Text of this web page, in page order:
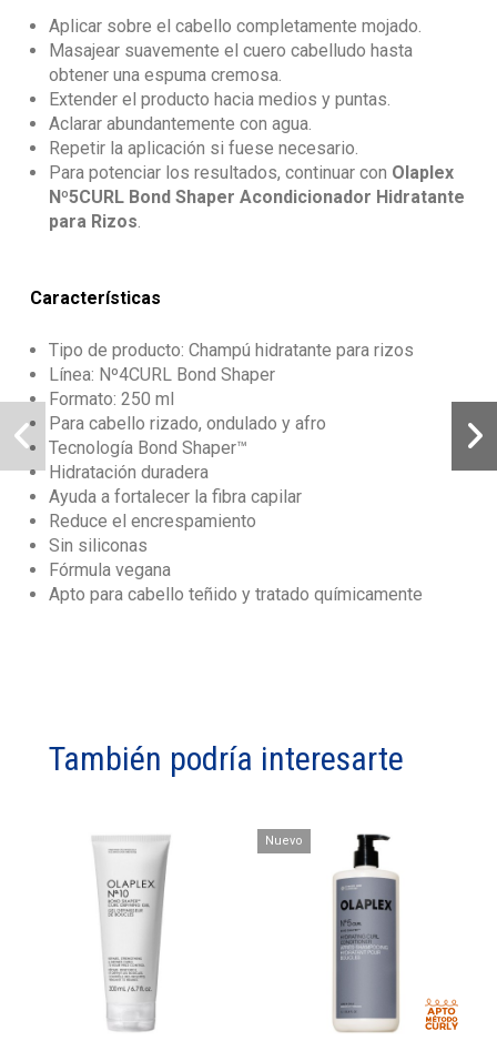
Aplicar sobre el cabello completamente mojado.
Masajear suavemente el cuero cabelludo hasta
obtener una espuma cremosa.
Extender el producto hacia medios y puntas.
Aclarar abundantemente con agua.
Repetir la aplicación si fuese necesario.
Para potenciar los resultados, continuar con Olaplex
Nº5CURL Bond Shaper Acondicionador Hidratante
para Rizos
Características
Tipo de producto: Champú hidratante para rizos
Línea: Nº4CURL Bond Shaper
Formato: 250 ml
Para cabello rizado, ondulado y afro
Tecnología Bond Shaper™
Hidratación duradera
Ayuda a fortalecer la fibra capilar
Reduce el encrespamiento
Sin siliconas
Fórmula vegana
Apto para cabello teñido y tratado químicamente
También podría interesarte
Nuevo